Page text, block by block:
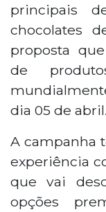
principais
chocolates
proposta
de
dia 05 de abril.
A campanha
experiência
que vai
opções